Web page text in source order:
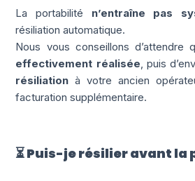
La portabilité n’entraîne pas
résiliation automatique.
Nous vous conseillons d’attendre
effectivement réalisée, puis
résiliation à votre ancien
facturation supplémentaire.
⏳ Puis-je résilier avant